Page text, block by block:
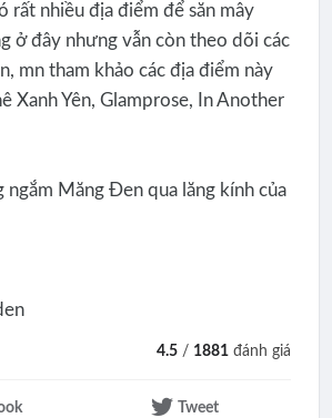
rất nhiều địa điểm để săn mây
ở đây nhưng vẫn còn theo dõi các
mn tham khảo các địa điểm này
Xanh Yên, Glamprose, In Another
ngắm Măng Đen qua lăng kính của
4.5 / 1881 đánh giá
Tweet